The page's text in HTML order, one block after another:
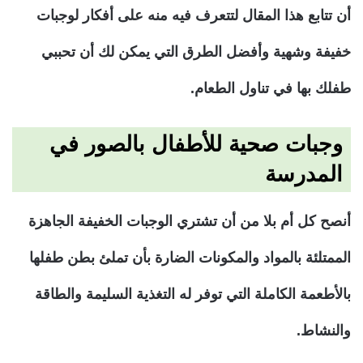
أن تتابع هذا المقال لتتعرف فيه منه على أفكار لوجبات
خفيفة وشهية وأفضل الطرق التي يمكن لك أن تحببي
طفلك بها في تناول الطعام.
وجبات صحية للأطفال بالصور في
المدرسة
أنصح كل أم بلا من أن تشتري الوجبات الخفيفة الجاهزة
الممتلئة بالمواد والمكونات الضارة بأن تملئ بطن طفلها
بالأطعمة الكاملة التي توفر له التغذية السليمة والطاقة
والنشاط.